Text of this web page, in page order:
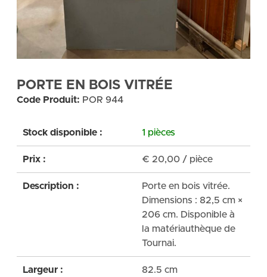
PORTE EN BOIS VITRÉE
Code Produit: POR 944
Stock disponible : 1 pièces
Prix : € 20,00 / pièce
Description :
Porte en bois vitrée.
Dimensions : 82,5 cm ×
206 cm. Disponible à
la matériauthèque de
Tournai.
Largeur : 82.5 cm